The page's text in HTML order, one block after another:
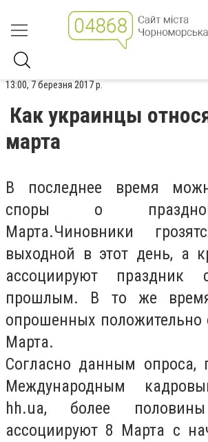
13:00, 7 березня 2017 р.
Как украинцы
марта
В последнее время
споры о
Марта.Чиновники
выходной в этот день, а
ассоциируют праздник
прошлым. В то же
опрошенных положительно
Марта.
Согласно данным опроса,
Международным
hh.ua, более
ассоциируют 8 Марта с